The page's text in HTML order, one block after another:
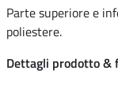
Parte superiore e
poliestere.
Dettagli prodotto &